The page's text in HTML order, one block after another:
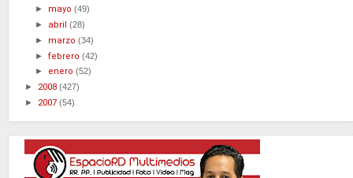
► mayo(49)
► abril(28)
► marzo(34)
►febrero(42)
► enero(52)
► 2008 (427)
► 2007 (54)